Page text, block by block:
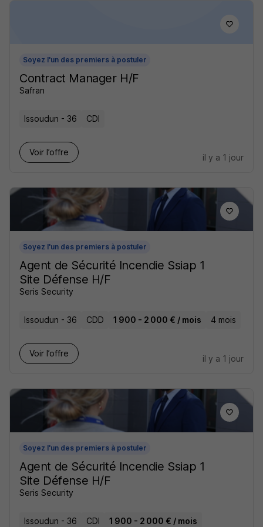
Soyez l'un des premiers à postuler
Contract Manager H/F
Safran
Issoudun - 36 CDI
Voir l’offre
il y a 1 jour
Soyez l'un des premiers à postuler
Agent de Sécurité Incendie Ssiap 1
Site Défense H/F
Seris Security
Issoudun - 36 CDD 1 900 - 2 000 € / mois 4 mois
Voir l’offre
il y a 1 jour
Soyez l'un des premiers à postuler
Agent de Sécurité Incendie Ssiap 1
Site Défense H/F
Seris Security
Issoudun - 36 CDI 1 900 - 2 000 € / mois